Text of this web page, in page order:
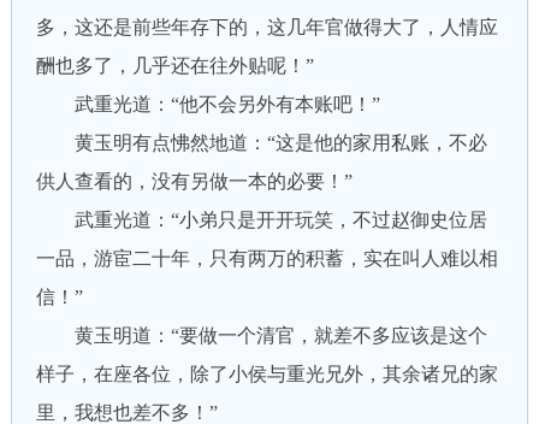
多，这还是前些年存下的，这几年官做得大了，人情应
酬也多了，几乎还在往外贴呢！”
武重光道：“他不会另外有本账吧！”
黄玉明有点怫然地道：“这是他的家用私账，不必
供人查看的，没有另做一本的必要！”
武重光道：“小弟只是开开玩笑，不过赵御史位居
一品，游宦二十年，只有两万的积蓄，实在叫人难以相
信！”
黄玉明道：“要做一个清官，就差不多应该是这个
样子，在座各位，除了小侯与重光兄外，其余诸兄的家
里，我想也差不多！”